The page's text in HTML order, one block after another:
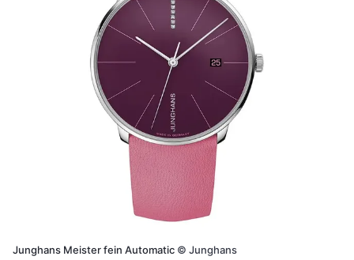
Junghans Meister fein Automatic © Junghans